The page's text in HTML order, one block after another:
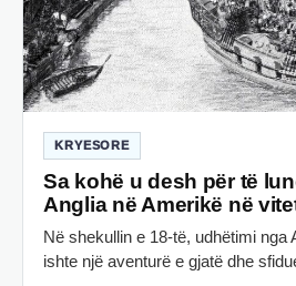
KRYESORE
Sa kohë u desh për të
Anglia në Amerikë në
Në shekullin e 18-të, udhëtimi nga
ishte një aventurë e gjatë dhe